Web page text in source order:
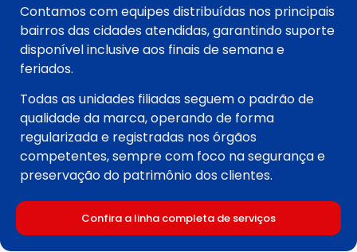
Contamos com equipes distribuídas nos principais
bairros das cidades atendidas, garantindo suporte
disponível inclusive aos finais de semana e
feriados.
Todas as unidades filiadas seguem o padrão de
qualidade da marca, operando de forma
regularizada e registradas nos órgãos
competentes, sempre com foco na segurança e
preservação do patrimônio dos clientes.
Confira a linha completa de serviços